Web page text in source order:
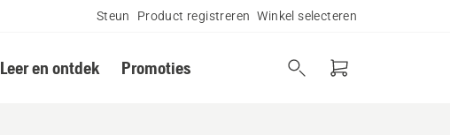
Steun Product registreren Winkel selecteren
Leer en ontdek Promoties